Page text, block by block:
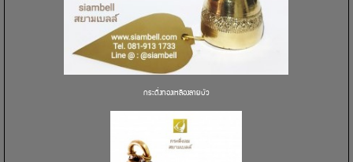
กระดิ่งทองเหลืองลายบัว